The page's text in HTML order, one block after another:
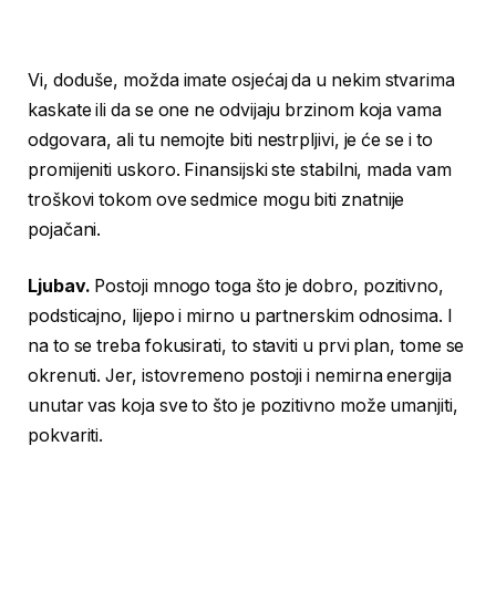
Vi, doduše, možda imate osjećaj da u nekim stvarima
kaskate ili da se one ne odvijaju brzinom koja vama
odgovara, ali tu nemojte biti nestrpljivi, je će se i to
promijeniti uskoro. Finansijski ste stabilni, mada vam
troškovi tokom ove sedmice mogu biti znatnije
pojačani.
Ljubav. Postoji mnogo toga što je dobro, pozitivno,
podsticajno, lijepo i mirno u partnerskim odnosima. I
na to se treba fokusirati, to staviti u prvi plan, tome se
okrenuti. Jer, istovremeno postoji i nemirna energija
unutar vas koja sve to što je pozitivno može umanjiti,
pokvariti.